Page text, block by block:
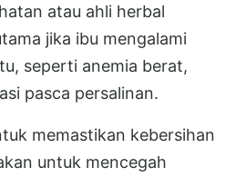
atau ahli herbal
jika ibu mengalami
seperti anemia berat,
pasca persalinan.
memastikan kebersihan
untuk mencegah